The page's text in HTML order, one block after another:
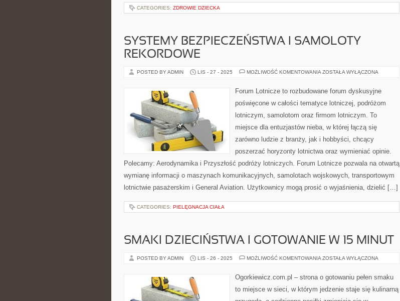
CATEGORIES: ZDROWIE DZIECKA
SYSTEMY BEZPIECZEŃSTWA I SAMOLOTY
REKORDOWE
POSTED BY ADMIN LIS - 27 - 2025 MOŻLIWOŚĆ KOMENTOWANIA SYSTEMY
SAMOLOTY
REKORDOWE
ZOSTAŁA WYŁĄCZONA
Forum Lotnicze to rozbudowane forum dyskusyjne
poświęcone w całości tematyce lotniczej, podróżom
lotniczym, samolotom oraz firmom lotniczym. To
miejsce dla entuzjastów nieba, w której łączą się
zarówno ludzie z branży, jak i hobbyści, chcący
poszerzać horyzonty lotnictwa oraz wymieniać opinie.
Polecamy: Aerodynamika i Przyszłość podróży lotniczych. Forum Lotnicze pozwala na otwartą
wymianę informacji o maszynach komunikacyjnych, samolotach wojskowych, transportowym
lotnictwie pasażerskim i General Aviation. Użytkownicy mogą prosić o wyjaśnienia, dzielić […]
CATEGORIES: PIELĘGNACJA CIAŁA
SMAKI DZIECIŃSTWA I GOTOWANIE W 15 MINUT
POSTED BY ADMIN LIS - 26 - 2025 MOŻLIWOŚĆ KOMENTOWANIA SMAKI
GOTOWANIE
W
MINUT
ZOSTAŁA WYŁĄCZONA
Ogorkiewicz.com.pl – strona o gotowaniu pełen smaku
to miejsce w sieci, w którym jedzenie staje się kulinarną